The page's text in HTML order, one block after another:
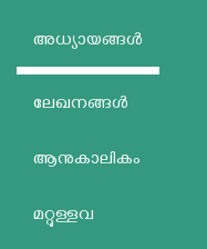
അധ്യായങ്ങൾ
ലേഖനങ്ങൾ
ആനുകാലികം
മറ്റുള്ളവ